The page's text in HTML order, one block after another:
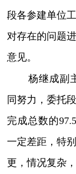
段各参建单位
对存在的问题
意见。
杨继成副
同努力，委托
完成总数的
一定差距，特
更，情况复杂